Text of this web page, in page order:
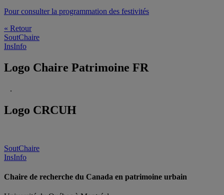
Pour consulter la programmation des festivités
« Retour
SoutChaire
InsInfo
Logo Chaire Patrimoine FR
.
Logo CRCUH
SoutChaire
InsInfo
Chaire de recherche du Canada en patrimoine urbain